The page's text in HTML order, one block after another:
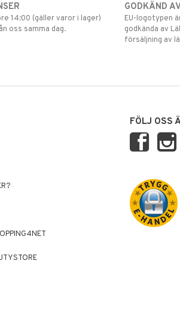
14:00 (gäller varor i lager)
oss samma dag.
GODKÄND
EU-logotypen
godkända av
försäljning av
FÖLJ OSS